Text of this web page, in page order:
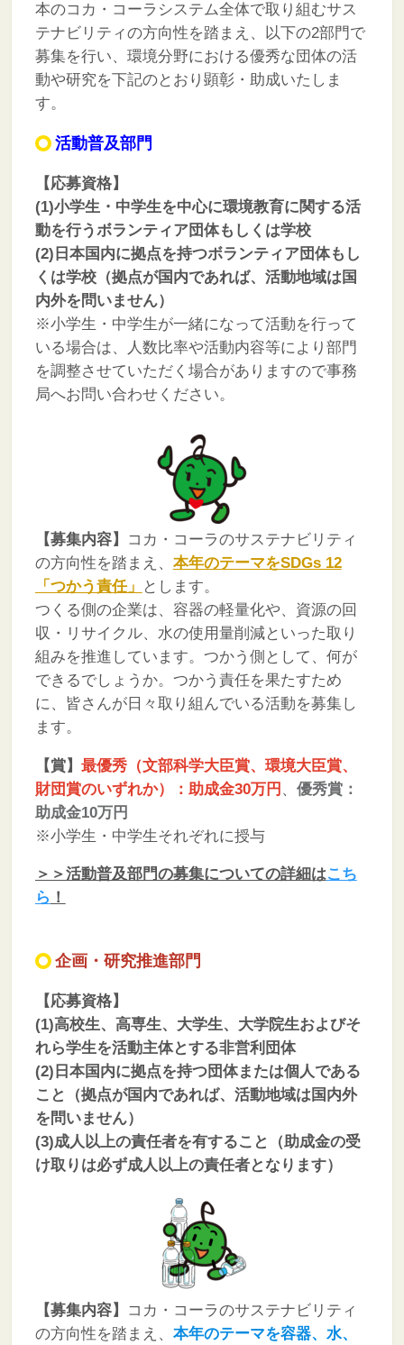
本のコカ・コーラシステム全体で取り組むサス
テナビリティの方向性を踏まえ、以下の2部門で
募集を行い、環境分野における優秀な団体の活
動や研究を下記のとおり顕彰・助成いたしま
す。
活動普及部門
【応募資格】
(1)小学生・中学生を中心に環境教育に関する活
動を行うボランティア団体もしくは学校
(2)日本国内に拠点を持つボランティア団体もし
くは学校（拠点が国内であれば、活動地域は国
内外を問いません）
※小学生・中学生が一緒になって活動を行って
いる場合は、人数比率や活動内容等により部門
を調整させていただく場合がありますので事務
局へお問い合わせください。
【募集内容】
コカ・コーラのサステナビリティ
の方向性を踏まえ、 本年のテーマをSDGs 12
「つかう責任」
とします。
つくる側の企業は、容器の軽量化や、資源の回
収・リサイクル、水の使用量削減といった取り
組みを推進しています。つかう側として、何が
できるでしょうか。つかう責任を果たすため
に、皆さんが日々取り組んでいる活動を募集し
ます。
【賞】 最優秀（文部科学大臣賞、環境大臣賞、
財団賞のいずれか）： 助成金30万円 、 優秀賞：
助成金10万円
※小学生・中学生それぞれに授与
＞＞活動普及部門の募集についての詳細はこち
ら ！
企画・研究推進部門
【応募資格】
(1)高校生、高専生、大学生、大学院生およびそ
れら学生を活動主体とする非営利団体
(2)日本国内に拠点を持つ団体または個人である
こと（拠点が国内であれば、活動地域は国内外
を問いません）
(3)成人以上の責任者を有すること（助成金の受
け取りは必ず成人以上の責任者となります）
【募集内容】
コカ・コーラのサステナビリティ
の方向性を踏まえ、 本年のテーマを容器、水、